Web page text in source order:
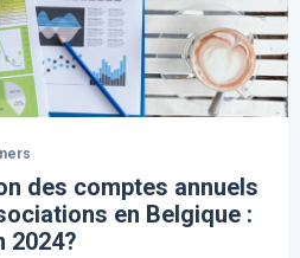
des comptes annuels
en Belgique :
2024?